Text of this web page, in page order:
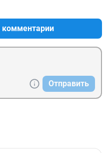
в глаза. И ещё
вы согласовали
дорогами Тюмени как в
через задний проход
летом
и на пару
как блок пост
, мор, гус и ГИБДД
комментарии
Отправить